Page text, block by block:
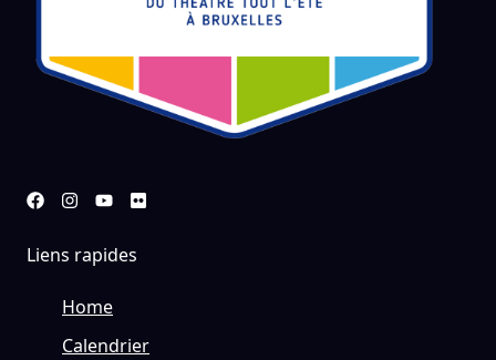
Liens rapides
Home
Calendrier